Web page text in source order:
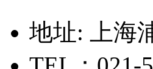
地址: 上海